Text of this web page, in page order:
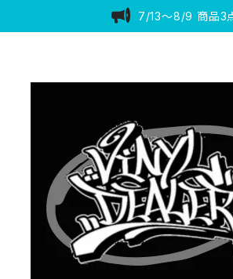
7/13〜8/9 商品3点